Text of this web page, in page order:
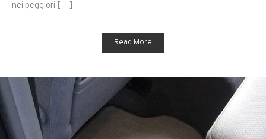
nei peggiori […]
Read More